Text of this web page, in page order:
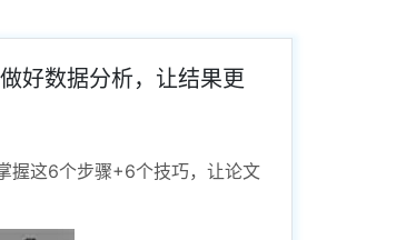
好数据分析，让结果更
握这6个步骤+6个技巧，让论文